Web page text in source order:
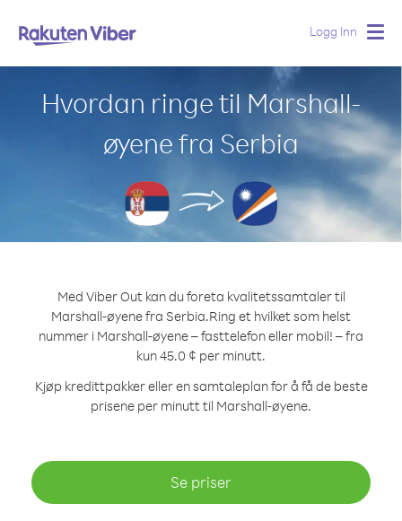
Logg Inn
Hvordan ringe til Marshall-
øyene fra Serbia
Med Viber Out kan du foreta kvalitetssamtaler til
Marshall-øyene fra Serbia.Ring et hvilket som helst
nummer i Marshall-øyene – fasttelefon eller mobil! – fra
kun 45.0 ¢ per minutt.
Kjøp kredittpakker eller en samtaleplan for å få de beste
prisene per minutt til Marshall-øyene.
Se priser